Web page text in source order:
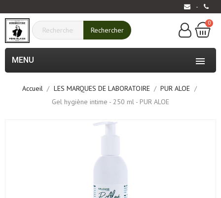
-
0
Rechercher

MENU
Accueil LES MARQUES DE LABORATOIRE
PUR ALOE
Gel hygiène intime - 250 ml - PUR ALOE